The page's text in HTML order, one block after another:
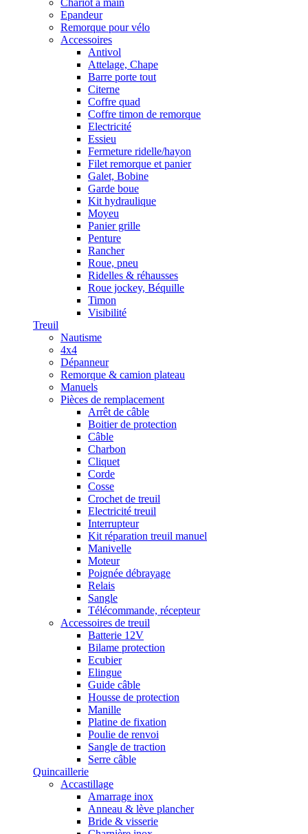
Chariot à main
Epandeur
Remorque pour vélo
Accessoires
Antivol
Attelage, Chape
Barre porte tout
Citerne
Coffre quad
Coffre timon de remorque
Electricité
Essieu
Fermeture ridelle/hayon
Filet remorque et panier
Galet, Bobine
Garde boue
Kit hydraulique
Moyeu
Panier grille
Penture
Rancher
Roue, pneu
Ridelles & réhausses
Roue jockey, Béquille
Timon
Visibilité
Treuil
Nautisme
4x4
Dépanneur
Remorque & camion plateau
Manuels
Pièces de remplacement
Arrêt de câble
Boitier de protection
Câble
Charbon
Cliquet
Corde
Cosse
Crochet de treuil
Electricité treuil
Interrupteur
Kit réparation treuil manuel
Manivelle
Moteur
Poignée débrayage
Relais
Sangle
Télécommande, récepteur
Accessoires de treuil
Batterie 12V
Bilame protection
Ecubier
Elingue
Guide câble
Housse de protection
Manille
Platine de fixation
Poulie de renvoi
Sangle de traction
Serre câble
Quincaillerie
Accastillage
Amarrage inox
Anneau & lève plancher
Bride & visserie